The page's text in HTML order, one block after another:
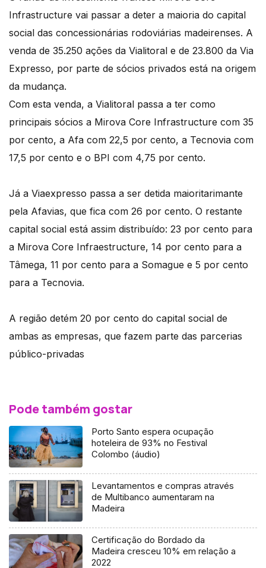
Infrastructure vai passar a deter a maioria do capital
social das concessionárias rodoviárias madeirenses. A
venda de 35.250 ações da Vialitoral e de 23.800 da Via
Expresso, por parte de sócios privados está na origem
da mudança.
Com esta venda, a Vialitoral passa a ter como
principais sócios a Mirova Core Infrastructure com 35
por cento, a Afa com 22,5 por cento, a Tecnovia com
17,5 por cento e o BPI com 4,75 por cento.
Já a Viaexpresso passa a ser detida maioritarimante
pela Afavias, que fica com 26 por cento. O restante
capital social está assim distribuído: 23 por cento para
a Mirova Core Infraestructure, 14 por cento para a
Tâmega, 11 por cento para a Somague e 5 por cento
para a Tecnovia.
A região detém 20 por cento do capital social de
ambas as empresas, que fazem parte das parcerias
público-privadas
Pode também gostar
Porto Santo espera ocupação
hoteleira de 93% no Festival
Colombo (áudio)
Levantamentos e compras através
de Multibanco aumentaram na
Madeira
Certificação do Bordado da
Madeira cresceu 10% em relação a
2022